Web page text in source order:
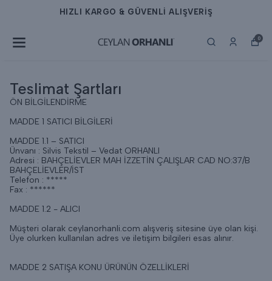
HIZLI KARGO & GÜVENLİ ALIŞVERİŞ
0
Teslimat Şartları
ÖN BİLGİLENDİRME
MADDE 1 SATICI BİLGİLERİ
MADDE 1.1 – SATICI
Ünvanı : Silvis Tekstil – Vedat ORHANLI
Adresi : BAHÇELİEVLER MAH İZZETİN ÇALIŞLAR CAD NO:37/B
BAHÇELİEVLER/İST
Telefon : *****
Fax : ******
MADDE 1.2 - ALICI
Müşteri olarak ceylanorhanli.com alışveriş sitesine üye olan kişi.
Üye olurken kullanılan adres ve iletişim bilgileri esas alınır.
MADDE 2 SATIŞA KONU ÜRÜNÜN ÖZELLİKLERİ